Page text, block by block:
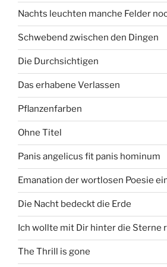
Nachts leuchten manche Felder
Schwebend zwischen den Dingen
Die Durchsichtigen
Das erhabene Verlassen
Pflanzenfarben
Ohne Titel
Panis angelicus fit panis hominum
Emanation der wortlosen Poesie
Die Nacht bedeckt die Erde
Ich wollte mit Dir hinter die Sterne
The Thrill is gone